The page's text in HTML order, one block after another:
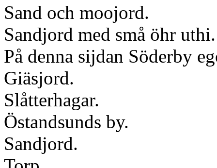
Sand och moojord.
Sandjord med små öhr uthi.
På denna sijdan Söderby
Giäsjord.
Slåtterhagar.
Östandsunds by.
Sandjord.